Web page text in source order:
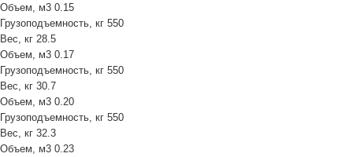
Объем, м3 0.15
Грузоподъемность, кг 550
Вес, кг 28.5
Объем, м3 0.17
Грузоподъемность, кг 550
Вес, кг 30.7
Объем, м3 0.20
Грузоподъемность, кг 550
Вес, кг 32.3
Объем, м3 0.23